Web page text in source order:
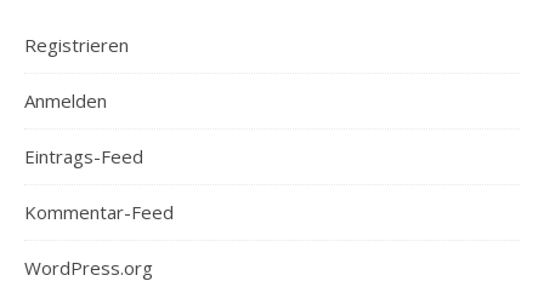
Registrieren
Anmelden
Eintrags-Feed
Kommentar-Feed
WordPress.org